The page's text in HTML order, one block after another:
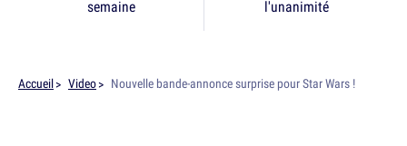
semaine
l'unanimité
Accueil Video Nouvelle bande-annonce surprise pour Star Wars !